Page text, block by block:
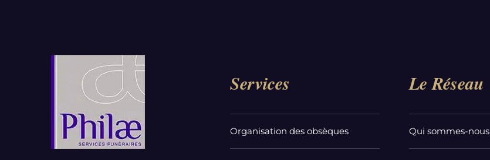
Services
Organisation des obsèques
Le Réseau
Qui sommes-nous